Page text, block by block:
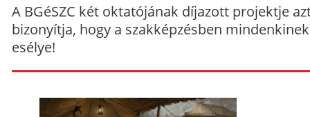
A BGéSZC két oktatójának díjazott projektje
bizonyítja, hogy a szakképzésben
esélye!